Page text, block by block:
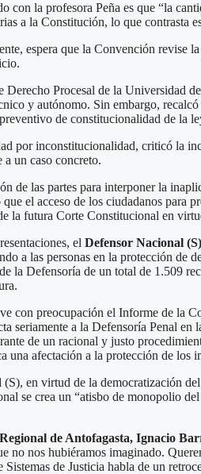
con la profesora Peña es que “la
a la Constitución, lo que contrasta
espera que la Convención revise
Derecho Procesal de la Universidad
y autónomo. Sin embargo,
de constitucionalidad de la
por inconstitucionalidad, criticó la
a un caso concreto.
de las partes para interponer la
el acceso de los ciudadanos para
la futura Corte Constitucional en
el Defensor Nacional
a las personas en la protección de
la Defensoría de un total de 1.509
con preocupación el Informe de la
seriamente a la Defensoría Penal
de un racional y justo
una afectación a la protección de los
en virtud de la democratización
se crea un “atisbo de monopolio
de Antofagasta, Ignacio
no nos hubiéramos imaginado.
de Justicia habla de un